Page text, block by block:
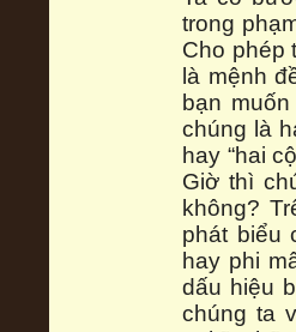
trong
Cho phép
là mệnh
bạn
chúng là
hay “hai
Giờ thì
không?
phát biểu
hay phi
dấu hiệu
chúng ta